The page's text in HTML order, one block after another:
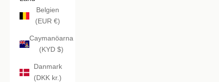
Belgien
(EUR €)
Caymanöarna
(KYD $)
Danmark
(DKK kr.)